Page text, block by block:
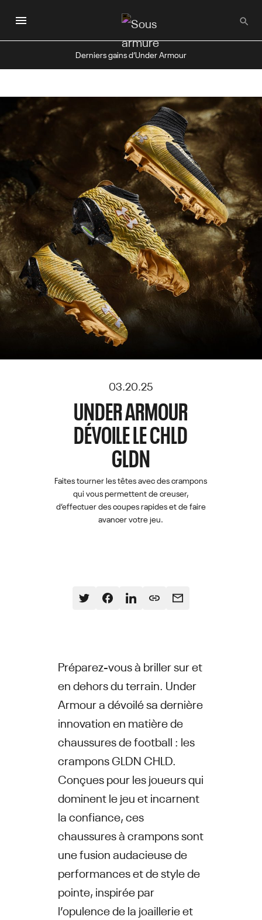
au
principal
Derniers gains d’Under Armour
03.20.25
UNDER ARMOUR
DÉVOILE LE CHLD
GLDN
Faites tourner les têtes avec des crampons
qui vous permettent de creuser,
d’effectuer des coupes rapides et de faire
avancer votre jeu.
Préparez-vous à briller sur et
en dehors du terrain. Under
Armour a dévoilé sa dernière
innovation en matière de
chaussures de football : les
crampons GLDN CHLD.
Conçues pour les joueurs qui
dominent le jeu et incarnent
la confiance, ces
chaussures à crampons sont
une fusion audacieuse de
performances et de style de
pointe, inspirée par
l’opulence de la joaillerie et